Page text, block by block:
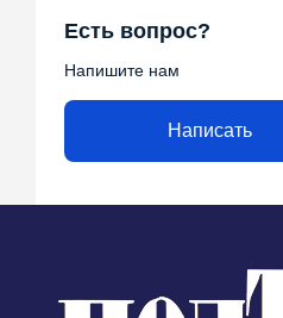
Есть вопрос?
Напишите нам
Написать